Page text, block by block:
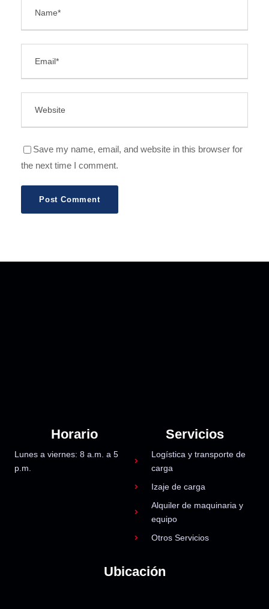
Save my name, email, and website in this browser for
the next time I comment.
Horario
Lunes a viernes: 8 a.m. a 5
p.m.
Servicios
Logística y transporte de
carga
Izaje de carga
Alquiler de maquinaria y
equipo
Otros Servicios
Ubicación